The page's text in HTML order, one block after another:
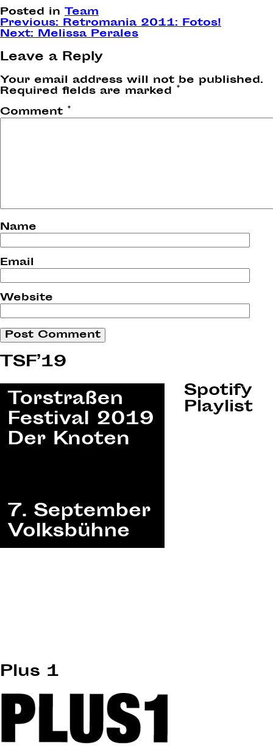
Posted in Team
Post
navigation
Previous: Retromania 2011: Fotos!
Next: Melissa Perales
Leave a Reply
Your email address will not be published.
Required fields are marked *
Comment *
Name
Email
Website
TSF’19
Spotify
Playlist
Plus 1